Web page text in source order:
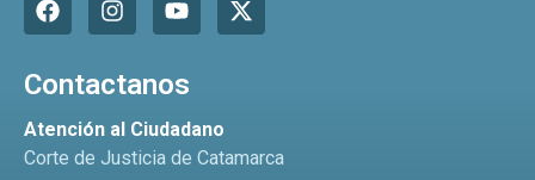
Contactanos
Atención al Ciudadano
Corte de Justicia de Catamarca